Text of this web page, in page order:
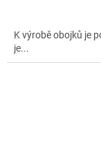
K výrobě obojků je
je...